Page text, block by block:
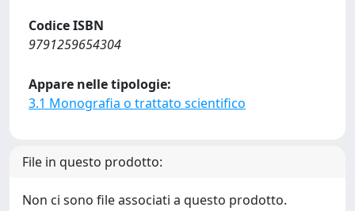
Codice ISBN
9791259654304
Appare nelle tipologie:
3.1 Monografia o trattato scientifico
File in questo prodotto:
Non ci sono file associati a questo prodotto.